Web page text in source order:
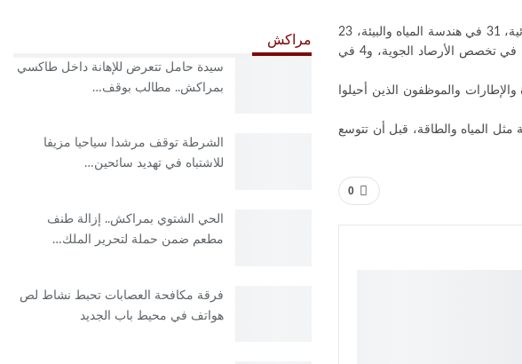
وجاء توزيع الخريجين على التخصصات كالتالي: 84 في الهندسة المدنية (هندسة البناء والبنى التحتية للنقل)، 36 في الهندسة الكهربائية، 31 في هندسة المياه والبيئة، 23
في هندسة المدينة والبيئة، 23 في هندسة اللوجستيك والنقل، 20 في علوم المعلومات الجغرافية، 14 في هندسة المعلوميات، 14 في تخصص الأرصاد الجوية، و4 في
والموظفون الذين أحيلوا
والموارد الحيوية مثل المياه والطاقة، قبل أن تتوسع
0
مراكش
سيدة حامل تتعرض للإهانة داخل طاكسي
بمراكش.. مطالب بوقف…
الشرطة توقف مرشدا سياحيا مزيفا
للاشتباه في تهديد سائحين…
الحي الشتوي بمراكش.. إزالة طنف
مطعم ضمن حملة لتحرير الملك…
فرقة مكافحة العصابات تحبط نشاط لص
هواتف في محيط باب الجديد